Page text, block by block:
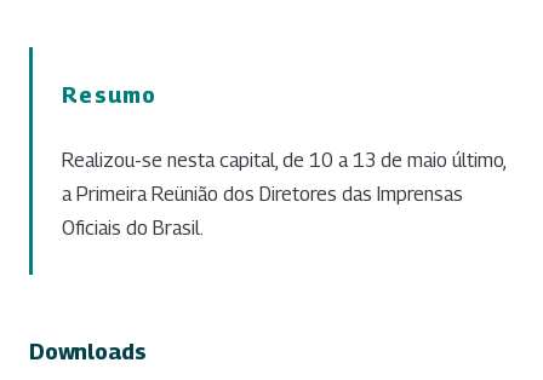
Resumo
Realizou-se nesta capital, de 10 a 13 de maio último,
a Primeira Reünião dos Diretores das Imprensas
Oficiais do Brasil.
Downloads